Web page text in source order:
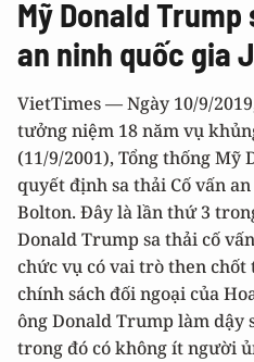
Mỹ Donald Trump
an ninh quốc gia
VietTimes — Ngày 10/9/
tưởng niệm 18 năm vụ
(11/9/2001), Tổng thống
quyết định sa thải Cố vấn
Bolton. Đây là lần thứ 3
Donald Trump sa thải cố
chức vụ có vai trò then
chính sách đối ngoại của
ông Donald Trump làm dậy
trong đó có không ít người